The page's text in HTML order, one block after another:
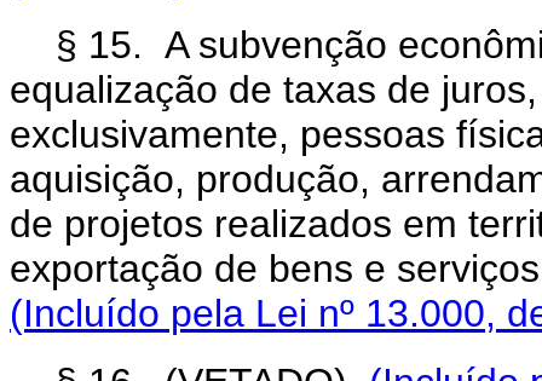
§ 15. A subvenção
equalização de taxas de
exclusivamente, pessoas
aquisição, produção,
de projetos realizados em
exportação de bens e
(Incluído pela Lei nº 13.000,